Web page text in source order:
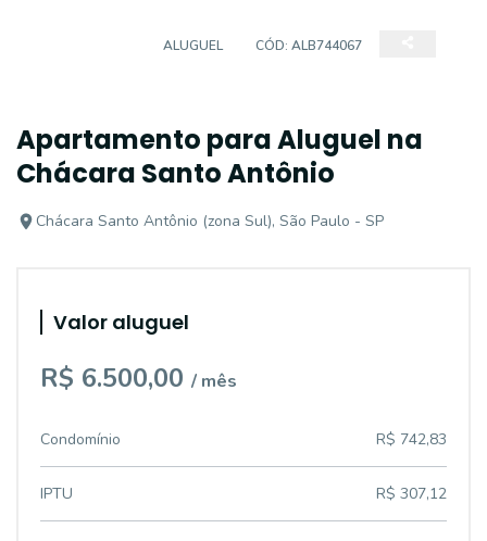
ALUGUEL CÓD: ALB744067
Apartamento para Aluguel na
Chácara Santo Antônio
Chácara Santo Antônio (zona Sul), São Paulo - SP
Valor aluguel
R$ 6.500,00 / mês
Condomínio R$ 742,83
IPTU R$ 307,12